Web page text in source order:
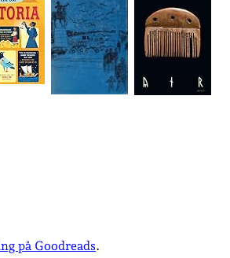
på Goodreads.